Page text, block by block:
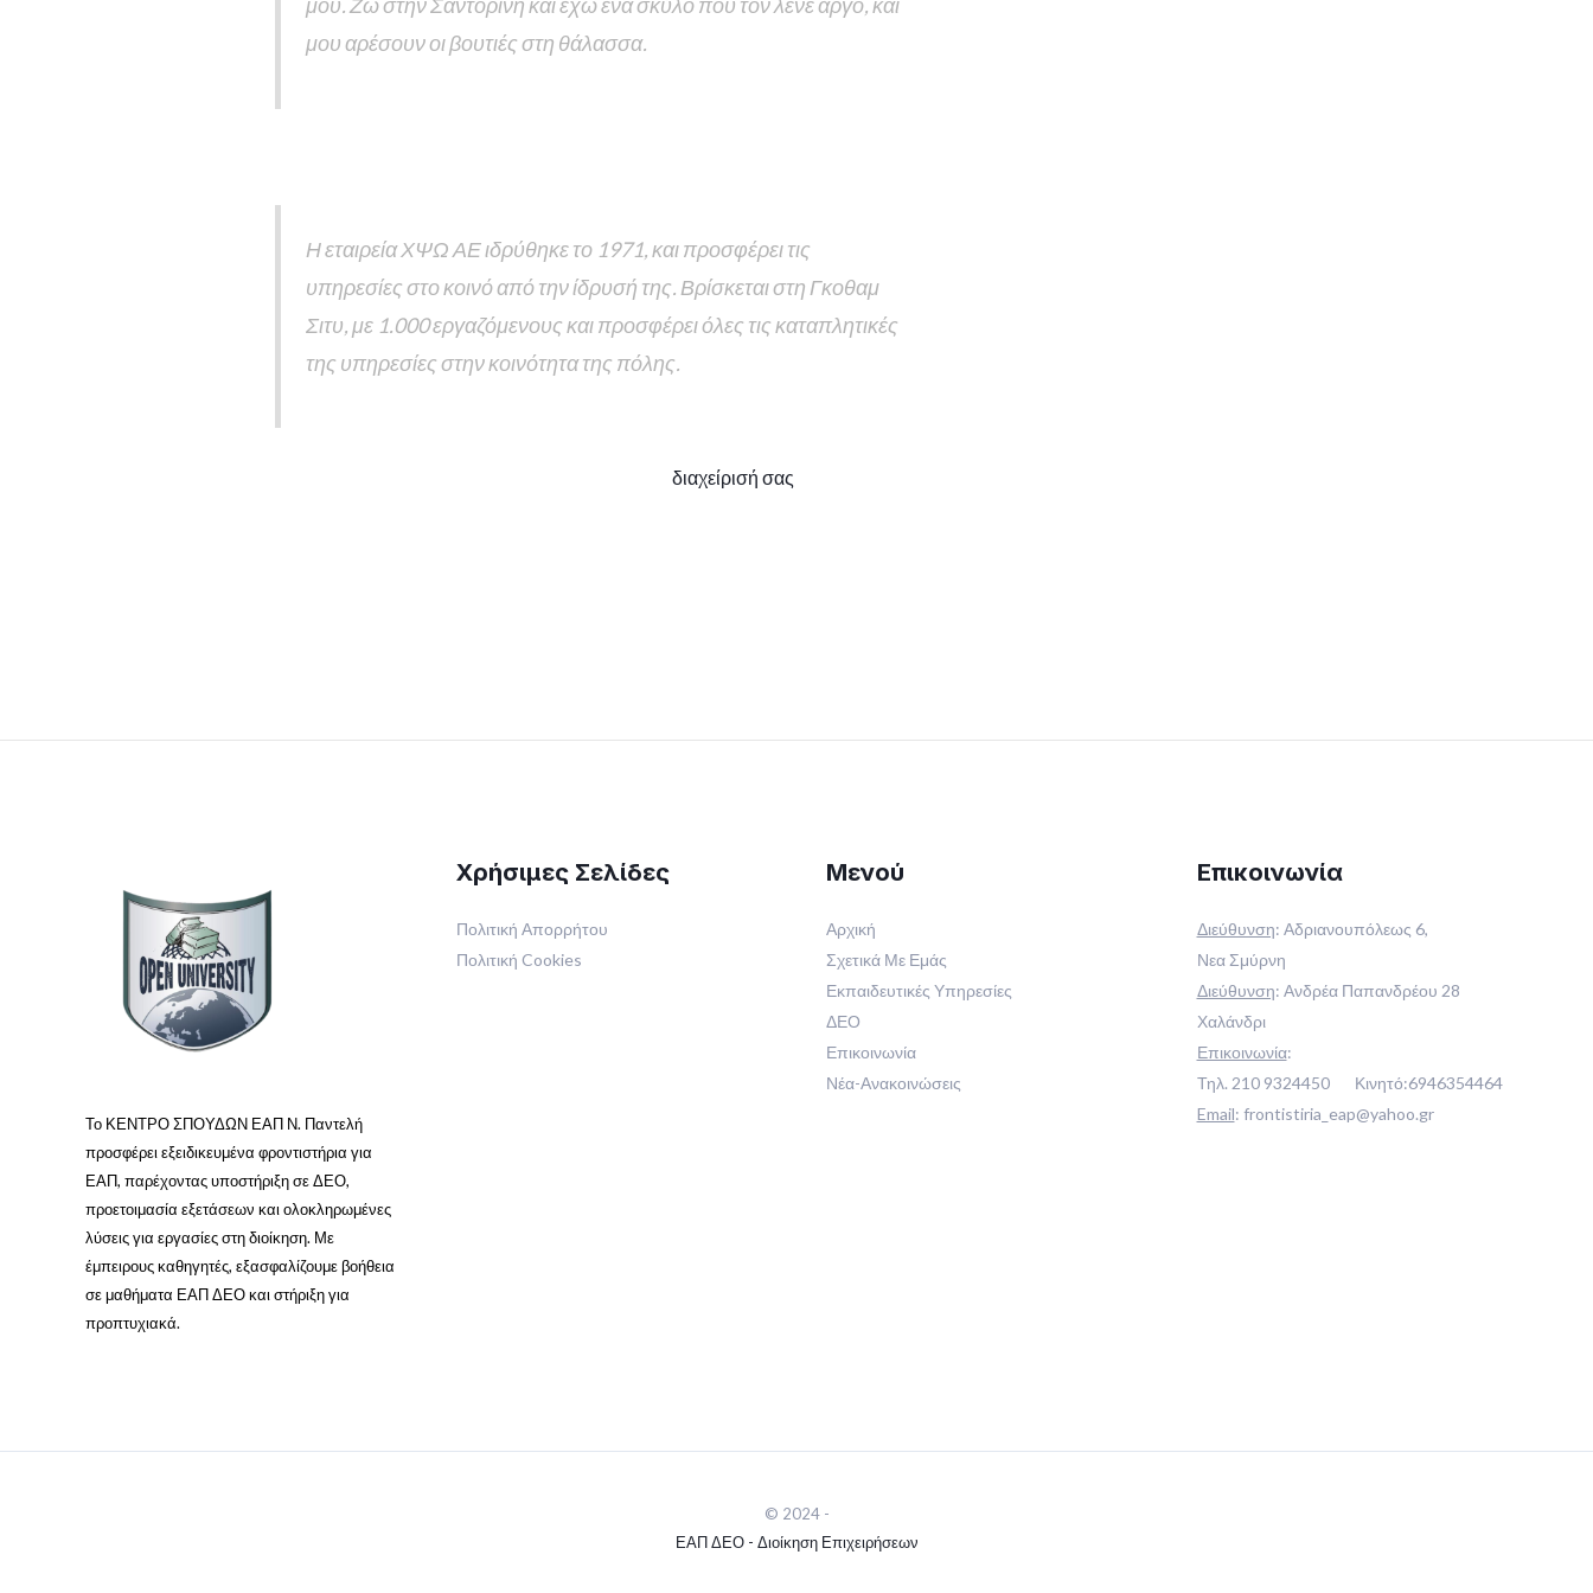
μου. Ζω στην Σαντορίνη και έχω ένα σκύλο που τον λένε άργο, και
μου αρέσουν οι βουτιές στη θάλασσα.
Η εταιρεία ΧΨΩ ΑΕ ιδρύθηκε το 1971, και προσφέρει τις
υπηρεσίες στο κοινό από την ίδρυσή της. Βρίσκεται στη Γκοθαμ
Σιτυ, με 1.000 εργαζόμενους και προσφέρει όλες τις καταπλητικές
της υπηρεσίες στην κοινότητα της πόλης.
διαχείρισή σας
Το ΚΕΝΤΡΟ ΣΠΟΥΔΩΝ ΕΑΠ Ν. Παντελή
προσφέρει εξειδικευμένα φροντιστήρια για
ΕΑΠ, παρέχοντας υποστήριξη σε ΔΕΟ,
προετοιμασία εξετάσεων και ολοκληρωμένες
λύσεις για εργασίες στη διοίκηση. Με
έμπειρους καθηγητές, εξασφαλίζουμε βοήθεια
σε μαθήματα ΕΑΠ ΔΕΟ και στήριξη για
προπτυχιακά.
Χρήσιμες Σελίδες
Πολιτική Απορρήτου
Πολιτική Cookies
Μενού
Αρχική
Σχετικά Με Εμάς
Εκπαιδευτικές Υπηρεσίες
ΔΕΟ
Επικοινωνία
Νέα-Ανακοινώσεις
Επικοινωνία
Διεύθυνση: Αδριανουπόλεως 6,
Νεα Σμύρνη
Διεύθυνση: Ανδρέα Παπανδρέου 28
Χαλάνδρι
Επικοινωνία:
Τηλ. 210 9324450 Κινητό:6946354464
Email: frontistiria_eap@yahoo.gr
© 2024 -
ΕΑΠ ΔΕΟ - Διοίκηση Επιχειρήσεων